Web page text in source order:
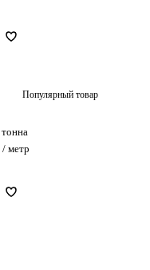
Популярный товар
тонна
/ метр